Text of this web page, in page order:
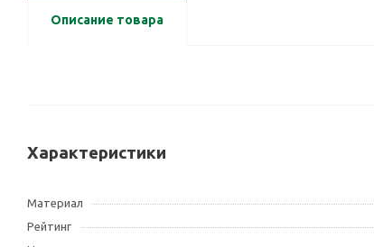
Описание товара
Характеристики
Материал
Рейтинг